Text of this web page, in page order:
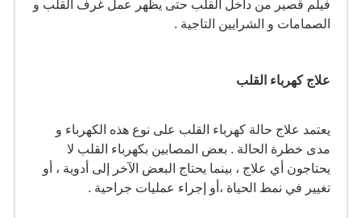
فيلم قصير من داخل القلب حتى يظهر عمل غرف القلب و
الصمامات و الشرايين التاجية .
علاج كهرباء القلب
يعتمد علاج حالة كهرباء القلب على نوع هذه الكهرباء و
مدى خطرة الحالة . بعض المصابين بكهرباء القلب لا
يحتاجون أي علاج ، بينما يحتاج البعض الآخر إلى أدوية ، أو
تغيير في نمط الحياة ،أو إجراء عمليات جراحية .